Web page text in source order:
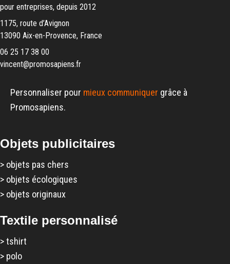
pour entreprises, depuis 2012
1175, route d’Avignon
13090 Aix-en-Provence, France
06 25 17 38 00
vincent@promosapiens.fr
Personnaliser pour mieux communiquer grâce à
Promosapiens.
Objets publicitaires
> objets pas chers
> objets écologiques
> objets originaux
Textile personnalisé
>tshirt
> polo